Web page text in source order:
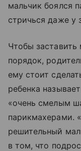
мальчик боялся
стричься даже у
Чтобы заставить
порядок,
ему стоит
ребенка
«очень смелым
парикмахерами.
решительный
в том, что